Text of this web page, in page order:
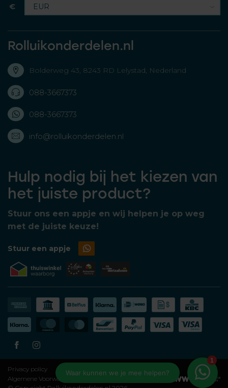
€
Rolluikonderdelen.nl
Bolderweg 43, 8243 RD Lelystad, Nederland
088-3667373
088-3667373
info@rolluikonderdelen.nl
Hulp nodig bij het kiezen van
het juiste product?
Stuur ons een appje en wij helpen je op weg
met de juiste keuze!
Stuur een appje
Privacy policy
Algemene Voorwaarden